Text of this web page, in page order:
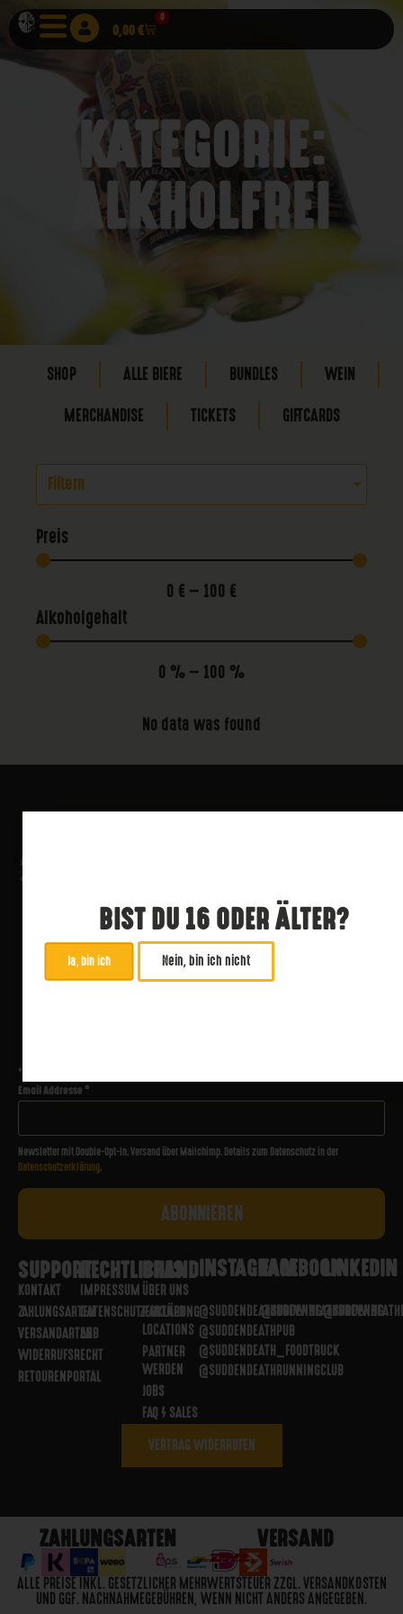
0,00€
0
KATEGORIE:
ALKHOLFREI
SHOP ALLE BIERE BUNDLES WEIN
MERCHANDISE TICKETS GIFTCARDS
Filtern
Preis
0 € — 100 €
Alkoholgehalt
0 % — 100 %
No data was found
*
Email Addresse*
Newsletter mit Double-Opt-In. Versand über Mailchimp. Details zum Datenschutz in der
Datenschutzerklärung.
SUPPORT
KONTAKT
ZAHLUNGSARTEN
VERSANDARTEN
WIDERRUFSRECHT
RETOURENPORTAL
RECHTLICHES
IMPRESSUM
DATENSCHUTZERKLÄRUNG
AGB
BRAND
ÜBER UNS
PARTNER
LOCATIONS
PARTNER
WERDEN
JOBS
FAQ / SALES
INSTAGRAM
@SUDDENDEATHBREWING
@SUDDENDEATHPUB
@SUDDENDEATH_FOODTRUCK
@SUDDENDEATHRUNNINGCLUB
FACEBOOK
@SUDDENDEATHBREWING
LINKEDIN
VERTRAG WIDERRUFEN
ZAHLUNGSARTEN VERSAND
ALLE PREISE INKL. GESETZLICHER MEHRWERTSTEUER ZZGL. VERSANDKOSTEN
UND GGF. NACHNAHMEGEBÜHREN, WENN NICHT ANDERS ANGEGEBEN.
BIST DU 16 ODER ÄLTER?
Ja, bin ich Nein, bin ich nicht